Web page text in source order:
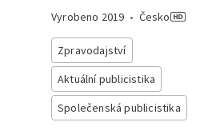
Vyrobeno 2019 • Česko
Zpravodajství
Aktuální publicistika
Společenská publicistika